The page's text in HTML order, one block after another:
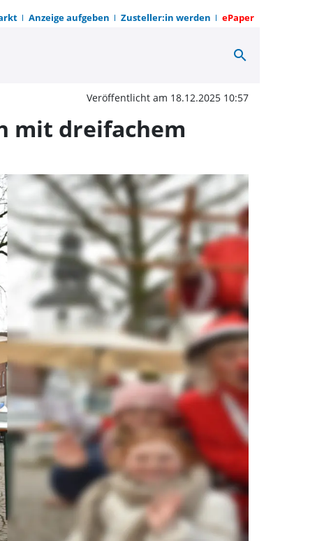
Anzeige aufgeben Zusteller:in werden ePaper
zum Sternenmarkt
search
Veröffentlicht am 18.12.2025 10:57
mit dreifachem